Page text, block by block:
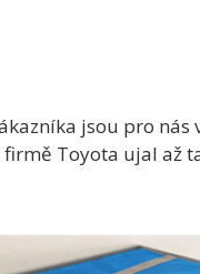
jsou pro nás
firmě Toyota ujal až